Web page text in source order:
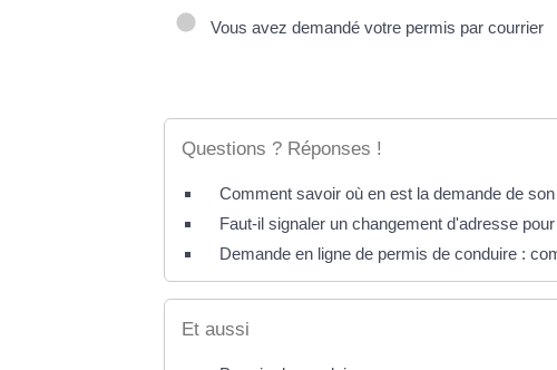
Vous avez demandé votre permis par courrier
Questions ? Réponses !
Comment savoir où en est la demande de
Faut-il signaler un changement d'adresse
Demande en ligne de permis de conduire :
Et aussi